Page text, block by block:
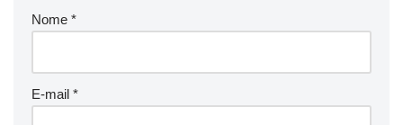
Nome *
E-mail *